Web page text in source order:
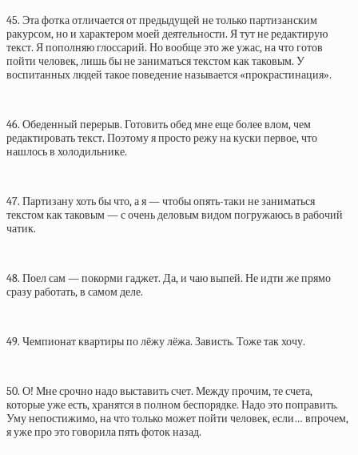
45. Эта фотка отличается от предыдущей не только партизанским
ракурсом, но и характером моей деятельности. Я тут не редактирую
текст. Я пополняю глоссарий. Но вообще это же ужас, на что готов
пойти человек, лишь бы не заниматься текстом как таковым. У
воспитанных людей такое поведение называется «прокрастинация».
46. Обеденный перерыв. Готовить обед мне еще более влом, чем
редактировать текст. Поэтому я просто режу на куски первое, что
нашлось в холодильнике.
47. Партизану хоть бы что, а я — чтобы опять-таки не заниматься
текстом как таковым — с очень деловым видом погружаюсь в рабочий
чатик.
48. Поел сам — покорми гаджет. Да, и чаю выпей. Не идти же прямо
сразу работать, в самом деле.
49. Чемпионат квартиры по лёжу лёжа. Зависть. Тоже так хочу.
50. О! Мне срочно надо выставить счет. Между прочим, те счета,
которые уже есть, хранятся в полном беспорядке. Надо это поправить.
Уму непостижимо, на что только может пойти человек, если… впрочем,
я уже про это говорила пять фоток назад.